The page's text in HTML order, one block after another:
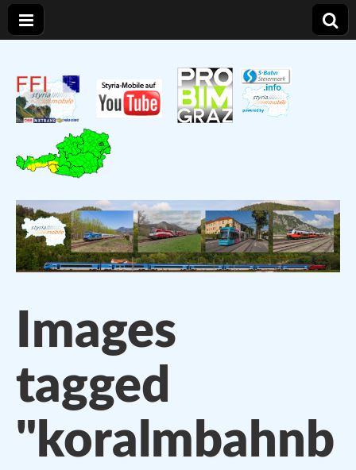
Styria – Mobile
Images
tagged
"koralmbahnb